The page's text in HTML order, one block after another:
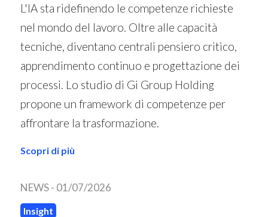
L'IA sta ridefinendo le competenze richieste
nel mondo del lavoro. Oltre alle capacità
tecniche, diventano centrali pensiero critico,
apprendimento continuo e progettazione dei
processi. Lo studio di Gi Group Holding
propone un framework di competenze per
affrontare la trasformazione.
Scopri di più
NEWS - 01/07/2026
Insight